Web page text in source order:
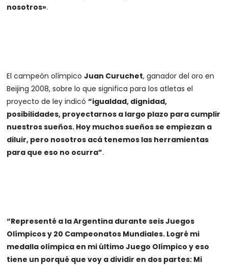
nosotros».
El campeón olímpicoJuan Curuchet, ganador del oro en
Beijing 2008, sobre lo que significa para los atletas el
proyecto de ley indicó“igualdad, dignidad,
posibilidades, proyectarnos a largo plazo para cumplir
nuestros sueños. Hoy muchos sueños se empiezan a
diluir, pero nosotros acá tenemos las herramientas
para que eso no ocurra”.
“Representé a la Argentina durante seis Juegos
Olímpicos y 20 Campeonatos Mundiales. Logré mi
medalla olímpica en mi último Juego Olímpico y eso
tiene un porqué que voy a dividir en dos partes: Mi